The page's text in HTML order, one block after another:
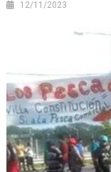
12/11/2023